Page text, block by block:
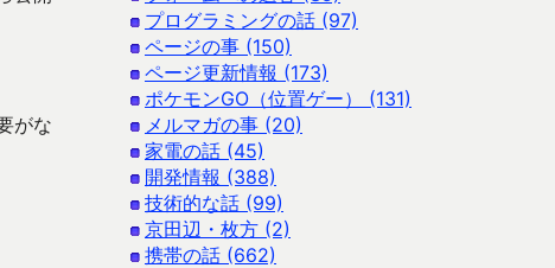
がな
プログラミングの話 (97)
ページの事 (150)
ページ更新情報 (173)
ポケモンGO（位置ゲー） (131)
メルマガの事 (20)
家電の話 (45)
開発情報 (388)
技術的な話 (99)
京田辺・枚方 (2)
携帯の話 (662)